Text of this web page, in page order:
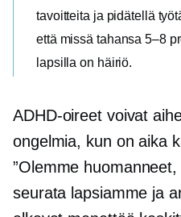
tavoitteita ja pidätellä
että missä tahansa 5–8
lapsilla on häiriö.
ADHD-oireet voivat
ongelmia, kun on aika
”Olemme
seurata lapsiamme ja